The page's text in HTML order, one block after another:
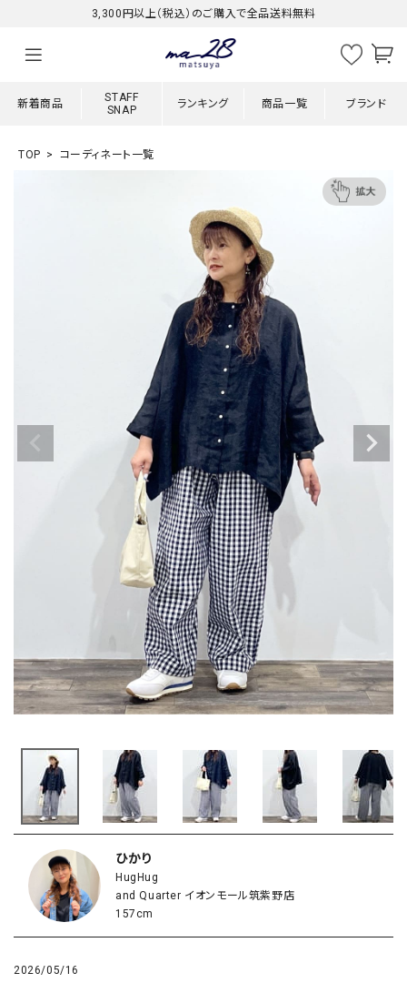
3,300円以上（税込）のご購入で全品送料無料
新着商品
STAFF
SNAP
ランキング 商品一覧 ブランド
TOP コーディネート一覧
ひかり
HugHug
and Quarter イオンモール筑紫野店
157cm
2026/05/16